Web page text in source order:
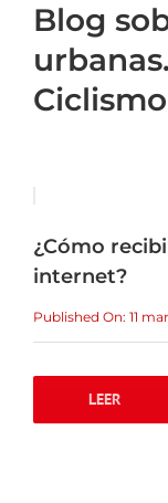
Blog
urbanas.
¿Cómo
internet?
Published On: 11
LEER